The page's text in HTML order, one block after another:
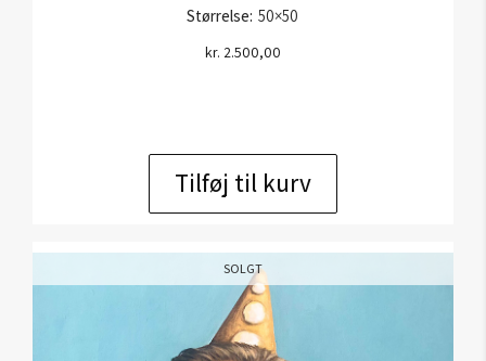
Størrelse: 50×50
kr. 2.500,00
Tilføj til kurv
SOLGT